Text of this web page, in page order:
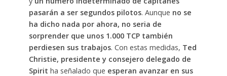
pasarán a ser segundos pilotos. Aunque no se
ha dicho nada por ahora, no seria de
sorprender que unos 1.000 TCP también
perdiesen sus trabajos. Con estas medidas, Ted
Christie, presidente y consejero delegado de
Spirit ha señalado que esperan avanzar en sus